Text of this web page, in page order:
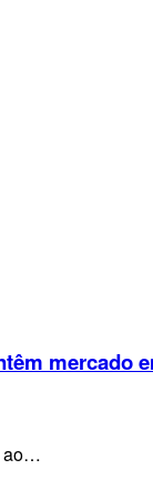
mercado
ao…